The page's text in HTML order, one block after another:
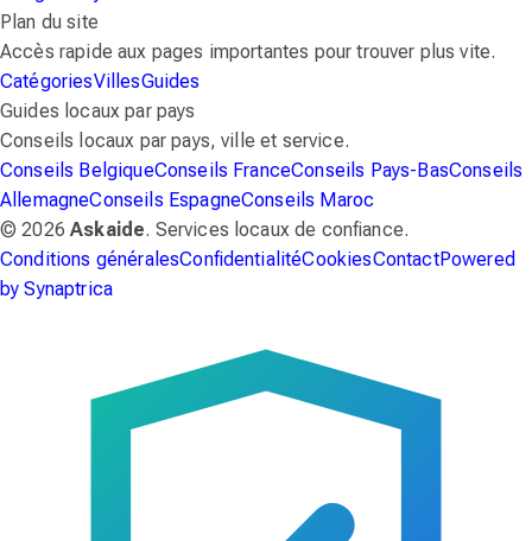
Plan du site
Accès rapide aux pages importantes pour trouver plus vite.
CatégoriesVillesGuides
Guides locaux par pays
Conseils locaux par pays, ville et service.
Conseils BelgiqueConseils FranceConseils Pays-BasConseils
AllemagneConseils EspagneConseils Maroc
© 2026Askaide. Services locaux de confiance.
Conditions généralesConfidentialitéCookiesContactPowered
by Synaptrica